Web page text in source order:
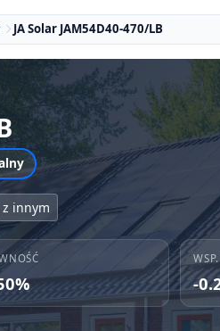
JA Solar JAM54D40-470/LB
innym
-